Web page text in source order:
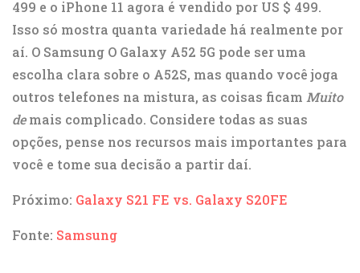
499 e o iPhone 11 agora é vendido por US $ 499.
Isso só mostra quanta variedade há realmente por
aí. O Samsung O Galaxy A52 5G pode ser uma
escolha clara sobre o A52S, mas quando você joga
outros telefones na mistura, as coisas ficam Muito
demais complicado. Considere todas as suas
opções, pense nos recursos mais importantes para
você e tome sua decisão a partir daí.
Próximo: Galaxy S21 FE vs. Galaxy S20FE
Fonte: Samsung